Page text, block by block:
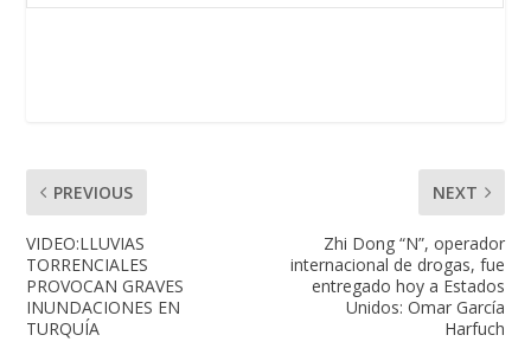
PREVIOUS
VIDEO:LLUVIAS
TORRENCIALES
PROVOCAN GRAVES
INUNDACIONES EN
TURQUÍA
NEXT
Zhi Dong “N”, operador
internacional de drogas, fue
entregado hoy a Estados
Unidos: Omar García
Harfuch